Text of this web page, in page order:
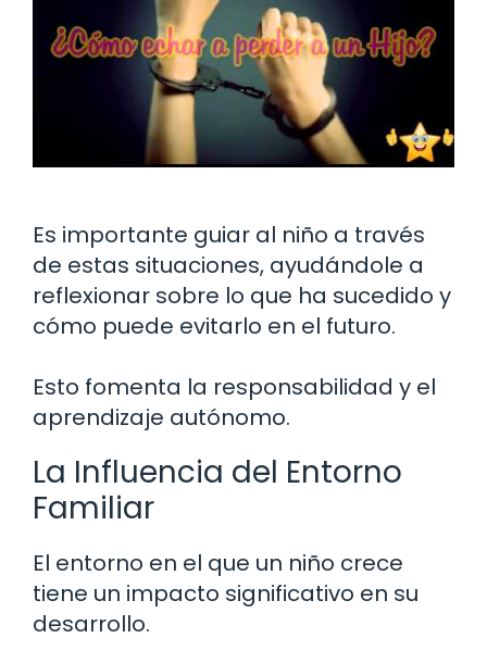
Es importante guiar al niño a través
de estas situaciones, ayudándole a
reflexionar sobre lo que ha sucedido y
cómo puede evitarlo en el futuro.
Esto fomenta la responsabilidad y el
aprendizaje autónomo.
La Influencia del Entorno
Familiar
El entorno en el que un niño crece
tiene un impacto significativo en su
desarrollo.